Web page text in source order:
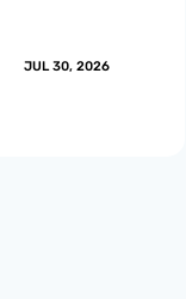
JUL 30, 2026